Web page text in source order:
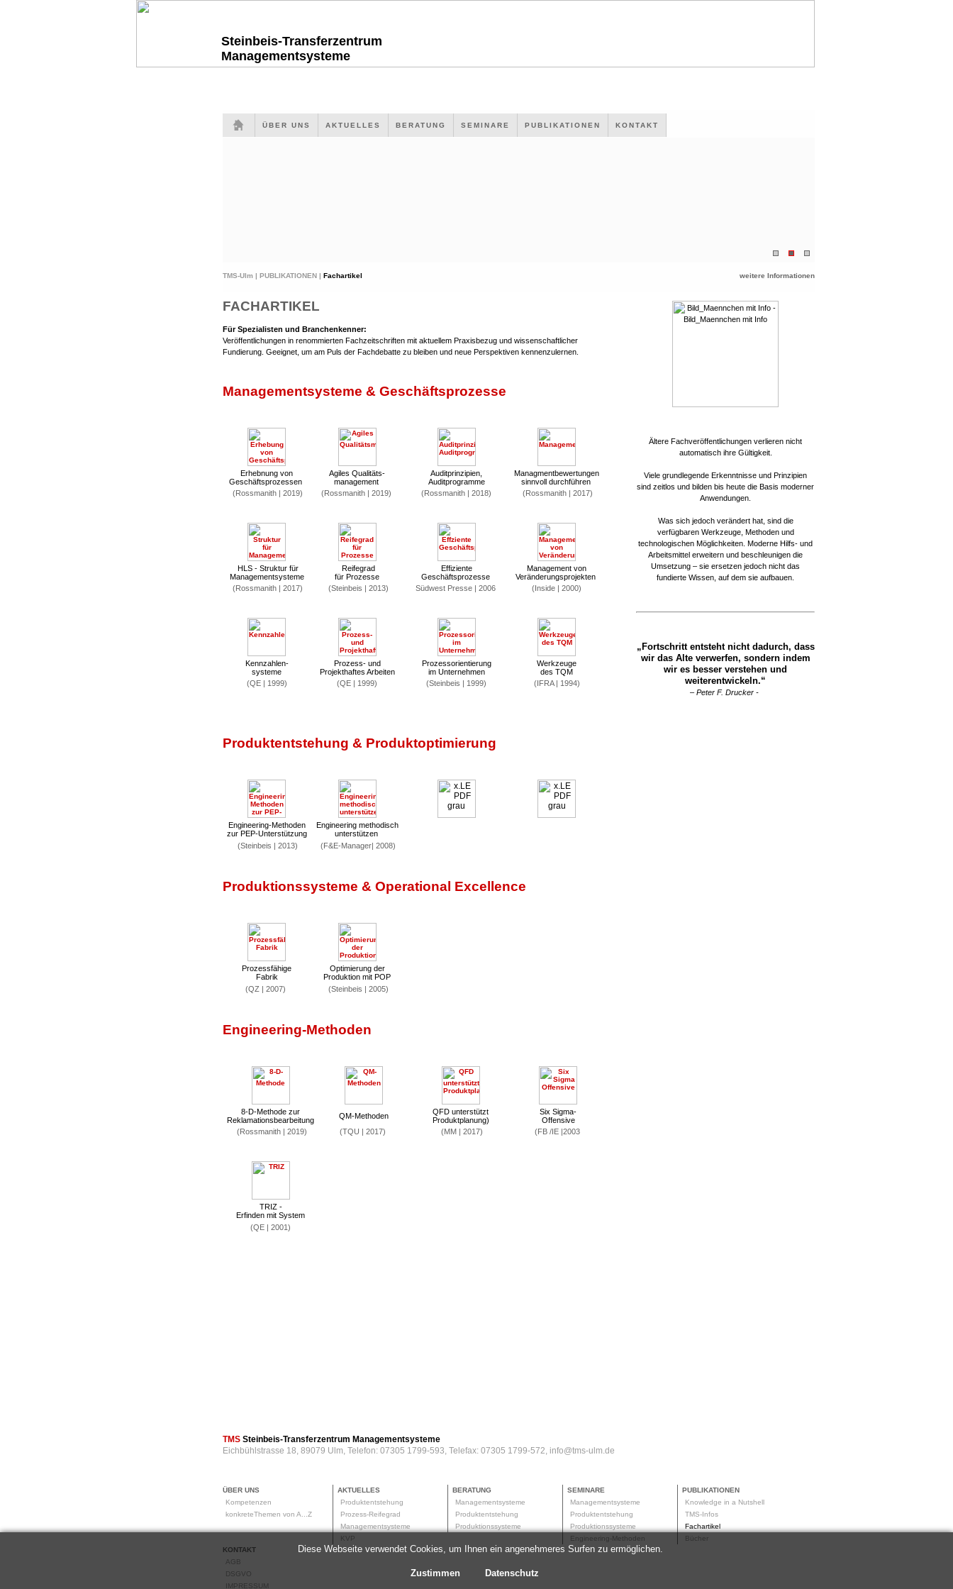
Steinbeis-Transferzentrum
Managementsysteme
ÜBER UNS AKTUELLES BERATUNG SEMINARE PUBLIKATIONEN KONTAKT
TMS-Ulm | PUBLIKATIONEN | Fachartikel weitere Informationen
FACHARTIKEL
Für Spezialisten und Branchenkenner:
Veröffentlichungen in renommierten Fachzeitschriften mit aktuellem Praxisbezug und wissenschaftlicher
Fundierung. Geeignet, um am Puls der Fachdebatte zu bleiben und neue Perspektiven kennenzulernen.
Managementsysteme & Geschäftsprozesse
Erhebnung von
Geschäftsprozessen
Agiles Qualitäts-
management
Auditprinzipien,
Auditprogramme
Managmentbewertungen
sinnvoll durchführen
(Rossmanith | 2019)
(Rossmanith | 2019) (Rossmanith | 2018) (Rossmanith | 2017)
HLS - Struktur für
Managementsysteme
Reifegrad
für Prozesse
Effiziente
Geschäftsprozesse
Management von
Veränderungsprojekten
(Rossmanith | 2017)
(Steinbeis | 2013) Südwest Presse | 2006 (Inside | 2000)
Kennzahlen-
systeme
Prozess- und
Projekthaftes Arbeiten
Prozessorientierung
im Unternehmen
Werkzeuge
des TQM
(QE | 1999)
(QE | 1999) (Steinbeis | 1999) (IFRA | 1994)
Produktentstehung & Produktoptimierung
Engineering-Methoden
zur PEP-Unterstützung
Engineering methodisch
unterstützen
(Steinbeis | 2013)
(F&E-Manager| 2008)
Produktionssysteme & Operational Excellence
Prozessfähige
Fabrik
Optimierung der
Produktion mit POP
(QZ | 2007)
(Steinbeis | 2005)
Engineering-Methoden
8-D-Methode zur
Reklamationsbearbeitung
QM-Methoden
QFD unterstützt
Produktplanung)
Six Sigma-
Offensive
(Rossmanith | 2019)
(TQU | 2017) (MM | 2017) (FB /IE |2003
TRIZ -
Erfinden mit System
(QE | 2001)
Ältere Fachveröffentlichungen verlieren nicht
automatisch ihre Gültigkeit.
Viele grundlegende Erkenntnisse und Prinzipien
sind zeitlos und bilden bis heute die Basis moderner
Anwendungen.
Was sich jedoch verändert hat, sind die
verfügbaren Werkzeuge, Methoden und
technologischen Möglichkeiten. Moderne Hilfs- und
Arbeitsmittel erweitern und beschleunigen die
Umsetzung – sie ersetzen jedoch nicht das
fundierte Wissen, auf dem sie aufbauen.
„Fortschritt entsteht nicht dadurch, dass
wir das Alte verwerfen, sondern indem
wir es besser verstehen und
weiterentwickeln.“
– Peter F. Drucker -
TMS Steinbeis-Transferzentrum Managementsysteme
Eichbühlstrasse 18, 89079 Ulm, Telefon: 07305 1799-593, Telefax: 07305 1799-572, info@tms-ulm.de
ÜBER UNS
Kompetenzen
konkreteThemen von A...Z
AKTUELLES
Produktentstehung
Prozess-Reifegrad
Managementsysteme
KVP
BERATUNG
Managementsysteme
Produktentstehung
Produktionssysteme
SEMINARE
Managementsysteme
Produktentstehung
Produktionssysteme
Engineering-Methoden
PUBLIKATIONEN
Knowledge in a Nutshell
TMS-Infos
Fachartikel
Bücher
KONTAKT
AGB
DSGVO
IMPRESSUM
Diese Webseite verwendet Cookies, um Ihnen ein angenehmeres Surfen zu ermöglichen.
Zustimmen Datenschutz